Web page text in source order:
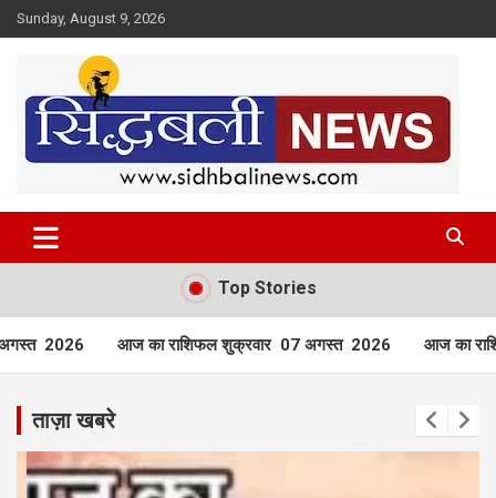
Skip
to
Sunday, August 9, 2026
Sidhbali News
Top Stories
शुक्रवार 07 अगस्त 2026 आज का राशिफल बृहस्पतिवार 06 अगस्त
ताज़ा खबरे